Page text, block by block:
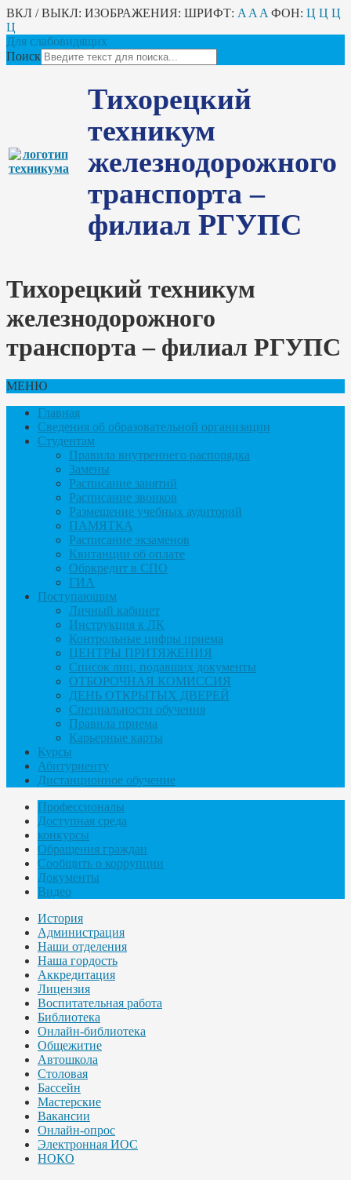
ВКЛ / ВЫКЛ: ИЗОБРАЖЕНИЯ: ШРИФТ: A A A ФОН: Ц Ц Ц
Ц
Для слабовидящих
Поиск
Тихорецкий
техникум
железнодорожного
транспорта –
филиал РГУПС
Тихорецкий техникум
железнодорожного
транспорта – филиал РГУПС
МЕНЮ
Главная
Сведения об образовательной организации
Студентам
Правила внутреннего распорядка
Замены
Расписание занятий
Расписание звонков
Размещение учебных аудиторий
ПАМЯТКА
Расписание экзаменов
Квитанции об оплате
Обркредит в СПО
ГИА
Поступающим
Личный кабинет
Инструкция к ЛК
Контрольные цифры приема
ЦЕНТРЫ ПРИТЯЖЕНИЯ
Список лиц, подавших документы
ОТБОРОЧНАЯ КОМИССИЯ
ДЕНЬ ОТКРЫТЫХ ДВЕРЕЙ
Специальности обучения
Правила приема
Карьерные карты
Курсы
Абитуриенту
Дистанционное обучение
Профессионалы
Доступная среда
конкурсы
Обращения граждан
Сообщить о коррупции
Документы
Видео
История
Администрация
Наши отделения
Наша гордость
Аккредитация
Лицензия
Воспитательная работа
Библиотека
Онлайн-библиотека
Общежитие
Автошкола
Столовая
Бассейн
Мастерские
Вакансии
Онлайн-опрос
Электронная ИОС
НОКО